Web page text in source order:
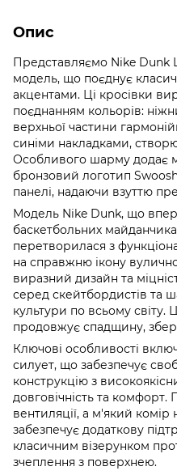
Опис
Представляємо Nike Dunk
модель, що поєднує
акцентами. Ці кросівки
поєднанням кольорів:
верхньої частини
синіми накладками,
Особливого шарму додає
бронзовий логотип
панелі, надаючи взуттю
Модель Nike Dunk, що
баскетбольних
перетворилася з
на справжню ікону
виразний дизайн та
серед скейтбордистів та
культури по всьому світу.
продовжує спадщину,
Ключові особливості
силует, що забезпечує
конструкцію з
довговічність та
вентиляції, а м'який
забезпечує додаткову
класичним візерунком
зчеплення з поверхнею.